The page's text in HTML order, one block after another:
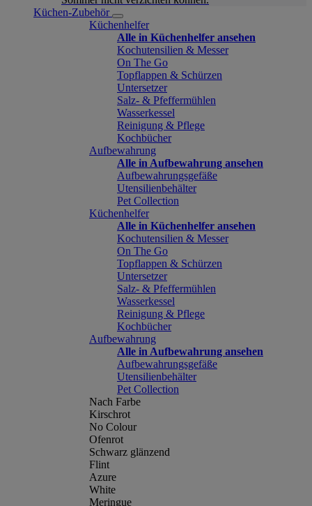
Küchen-Zubehör
Küchenhelfer
Alle in Küchenhelfer ansehen
Kochutensilien & Messer
On The Go
Topflappen & Schürzen
Untersetzer
Salz- & Pfeffermühlen
Wasserkessel
Reinigung & Pflege
Kochbücher
Aufbewahrung
Alle in Aufbewahrung ansehen
Aufbewahrungsgefäße
Utensilienbehälter
Pet Collection
Küchenhelfer
Alle in Küchenhelfer ansehen
Kochutensilien & Messer
On The Go
Topflappen & Schürzen
Untersetzer
Salz- & Pfeffermühlen
Wasserkessel
Reinigung & Pflege
Kochbücher
Aufbewahrung
Alle in Aufbewahrung ansehen
Aufbewahrungsgefäße
Utensilienbehälter
Pet Collection
Nach Farbe
Kirschrot
No Colour
Ofenrot
Schwarz glänzend
Flint
Azure
White
Meringue